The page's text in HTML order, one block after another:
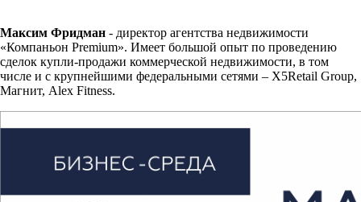
Максим Фридман - директор агентства недвижимости
«Компаньон Premium». Имеет большой опыт по проведению
сделок купли-продажи коммерческой недвижимости, в том
числе и с крупнейшими федеральными сетями – X5Retail Group,
Магнит, Alex Fitness.